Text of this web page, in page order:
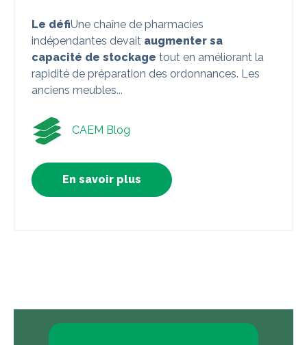
Le défiUne chaîne de pharmacies
indépendantes devait augmenter sa
capacité de stockage tout en améliorant la
rapidité de préparation des ordonnances. Les
anciens meubles...
CAEM Blog
En savoir plus